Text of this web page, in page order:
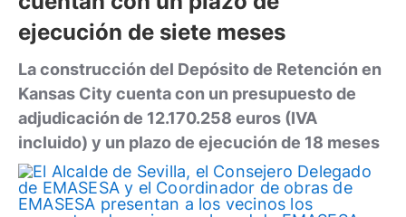
ejecución de siete meses
La construcción del Depósito de Retención en
Kansas City cuenta con un presupuesto de
adjudicación de 12.170.258 euros (IVA
incluido) y un plazo de ejecución de 18 meses